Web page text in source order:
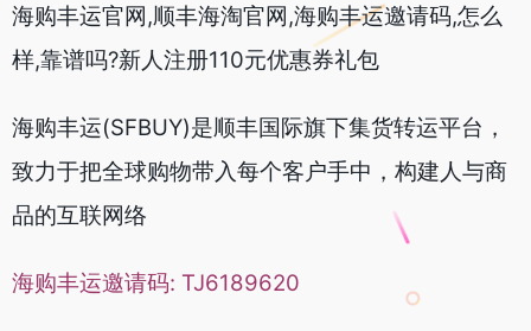
海购丰运官网,顺丰海淘官网,海购丰运邀请码,怎么
样,靠谱吗?新人注册110元优惠券礼包
海购丰运(SFBUY)是顺丰国际旗下集货转运平台，
致力于把全球购物带入每个客户手中，构建人与商
品的互联网络
海购丰运邀请码: TJ6189620